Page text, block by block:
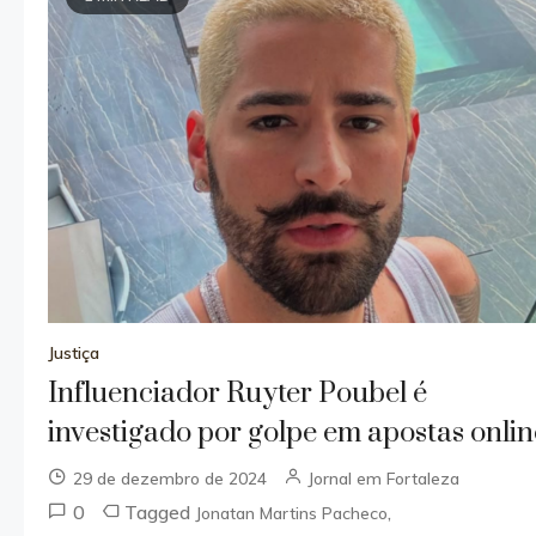
Justiça
Influenciador Ruyter Poubel é
investigado por golpe em apostas
29 de dezembro de 2024 Jornal em Fortaleza
0 Tagged Jonatan Martins Pacheco